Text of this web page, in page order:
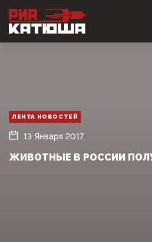
ЛЕНТА НОВОСТЕЙ
13 Января 2017
ЖИВОТНЫЕ В РОССИИ